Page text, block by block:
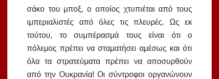
σάκο του μποξ, ο οποίος χτυπιέται από τους
ιμπεριαλιστές από όλες τις πλευρές. Ως εκ
τούτου, το συμπέρασμά τους είναι ότι ο
πόλεμος πρέπει να σταματήσει αμέσως και ότι
όλα τα στρατεύματα πρέπει να αποσυρθούν
από την Ουκρανία! Οι σύντροφοι οργανώνουν